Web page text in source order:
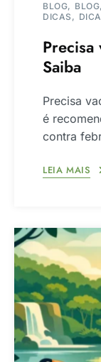
BLOG BLOG
DICAS
Precisa
Saiba
Precisa
é
contra
LEIA MAIS